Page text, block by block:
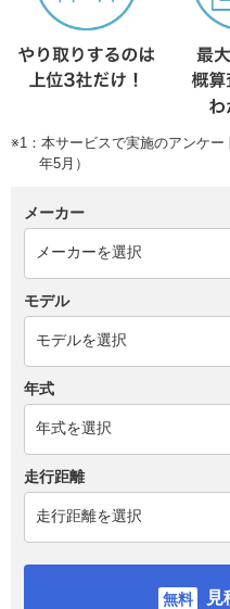
※1：本サービスで実施のアンケ
年5月）
メーカー
モデル
年式
走行距離
見